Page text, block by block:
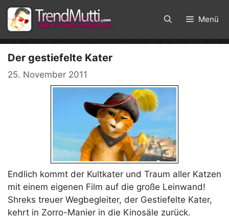
Zum
Inhalt
springen
Menü
Der gestiefelte Kater
25. November 2011
Endlich kommt der Kultkater und Traum aller Katzen
mit einem eigenen Film auf die große Leinwand!
Shreks treuer Wegbegleiter, der Gestiefelte Kater,
kehrt in Zorro-Manier in die Kinosäle zurück.